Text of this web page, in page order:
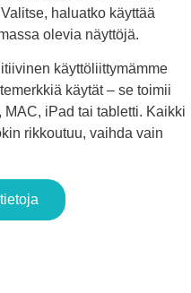
haluatko käyttää
olevia näyttöjä.
käyttöliittymämme
käytät – se toimii
iPad tai tabletti. Kaikki
rikkoutuu, vaihda vain